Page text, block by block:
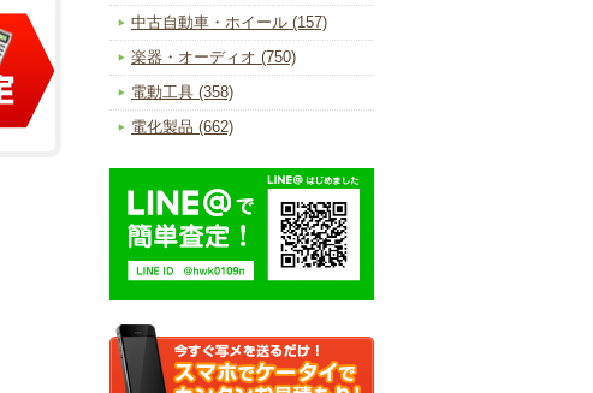
中古自動車・ホイール (157)
楽器・オーディオ (750)
電動工具 (358)
電化製品 (662)